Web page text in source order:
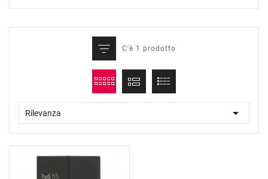
C'è 1 prodotto
Rilevanza 